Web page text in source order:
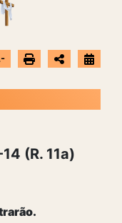
(R. 11a)